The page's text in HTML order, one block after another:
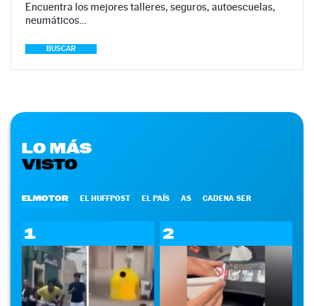
Encuentra los mejores talleres, seguros, autoescuelas,
neumáticos…
BUSCAR
LO MÁS
VISTO
ELMOTOR EL HUFFPOST EL PAÍS AS CADENA SER
1 2